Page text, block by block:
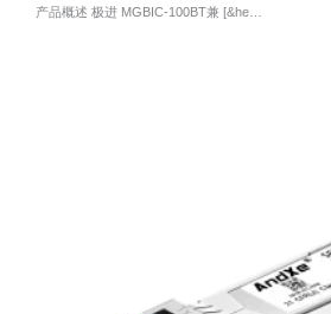
产品概述 极进 MGBIC-100BT兼 [&he…